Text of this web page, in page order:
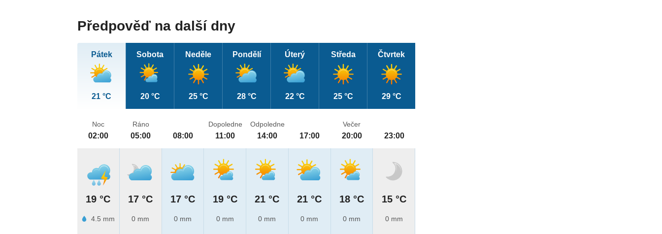
Předpověď na další dny
Pátek
21 °C
Sobota
20 °C
Neděle
25 °C
Pondělí
28 °C
Úterý
22 °C
Středa
25 °C
Čtvrtek
29 °C
Noc
02:00
19 °C
4.5 mm
Ráno
05:00
17 °C
0 mm
08:00
17 °C
0 mm
Dopoledne
11:00
19 °C
0 mm
Odpoledne
14:00
21 °C
0 mm
17:00
21 °C
0 mm
Večer
20:00
18 °C
0 mm
23:00
15 °C
0 mm